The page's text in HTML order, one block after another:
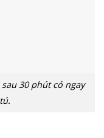
30 phút có ngay